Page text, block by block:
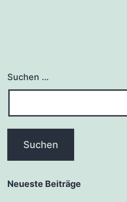
Suchen …
Neueste Beiträge